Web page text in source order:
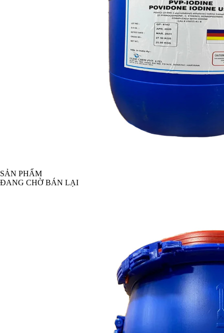
SẢN PHẨM
ĐANG CHỜ BÁN LẠI